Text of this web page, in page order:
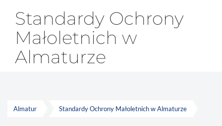
Standardy Ochrony
Małoletnich w
Almaturze
Almatur Standardy Ochrony Małoletnich w Almaturze